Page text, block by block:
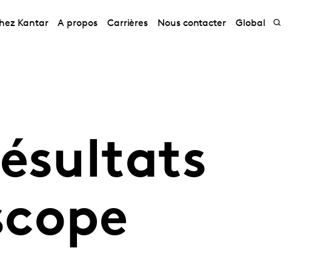
Kantar A propos Carrières Nous contacter Global